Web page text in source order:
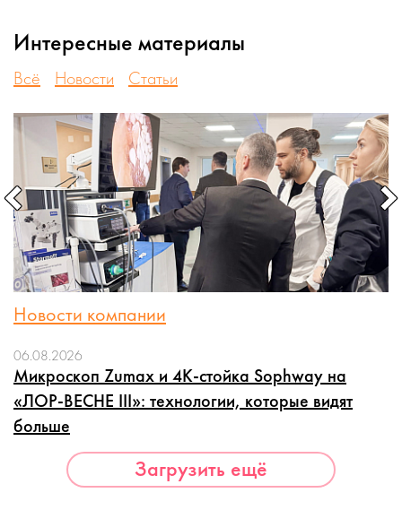
Интересные материалы
Всё Новости Статьи
Новости компании
06.08.2026
Микроскоп Zumax и 4K-стойка Sophway на
«ЛОР-ВЕСНЕ III»: технологии, которые видят
больше
Загрузить ещё